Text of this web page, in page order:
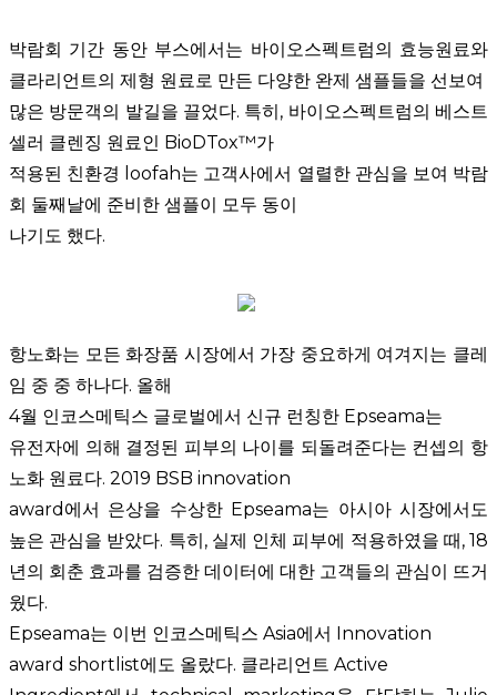
박람회 기간 동안 부스에서는 바이오스펙트럼의 효능원료와
클라리언트의 제형 원료로 만든 다양한 완제 샘플들을 선보여
많은 방문객의 발길을 끌었다. 특히, 바이오스펙트럼의 베스트
셀러 클렌징 원료인 BioDTox™가
적용된 친환경 loofah는 고객사에서 열렬한 관심을 보여 박람
회 둘째날에 준비한 샘플이 모두 동이
나기도 했다.
항노화는 모든 화장품 시장에서 가장 중요하게 여겨지는 클레
임 중 중 하나다. 올해
4월 인코스메틱스 글로벌에서 신규 런칭한 Epseama는
유전자에 의해 결정된 피부의 나이를 되돌려준다는 컨셉의 항
노화 원료다. 2019 BSB innovation
award 에서 은상을 수상한 Epseama는 아시아 시장에서도
높은 관심을 받았다. 특히, 실제 인체 피부에 적용하였을 때, 18
년의 회춘 효과를 검증한 데이터에 대한 고객들의 관심이 뜨거
웠다.
Epseama는 이번 인코스메틱스 Asia에서 Innovation
award shortlist에도 올랐다. 클라리언트 Active